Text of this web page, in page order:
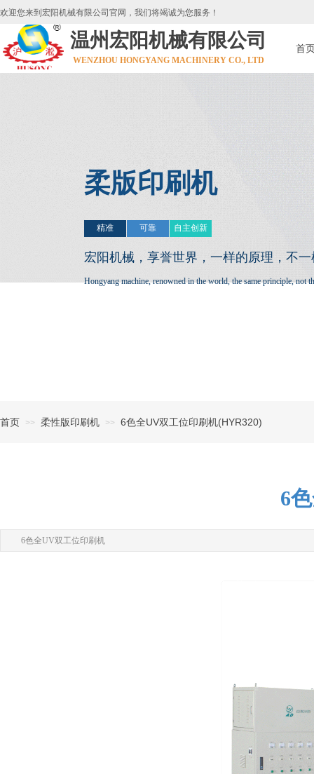
欢迎您来到宏阳机械有限公司官网，我们将竭诚为您服务！
首
温州宏阳机械有限公司
WENZHOU HONGYANG MACHINERY CO., LTD
柔版印刷机
自主创新
精准 可靠
宏阳机械，享誉世界， 一样的原理，不
Hongyang machine, renowned in the world, the same principle, not
首页 >> 柔性版印刷机 >> 6色全UV双工位印刷机(HYR320)
6
6色全UV双工位印刷机